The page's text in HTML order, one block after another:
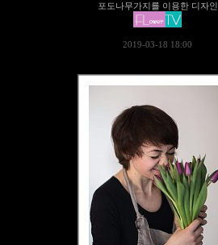
포도나무가지를 이용한 디자인
2019-03-18 18:00